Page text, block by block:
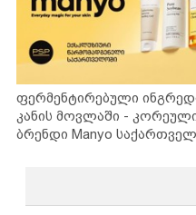
ფერმენტირებული
კანის მოვლაში -
ბრენდი Manyo